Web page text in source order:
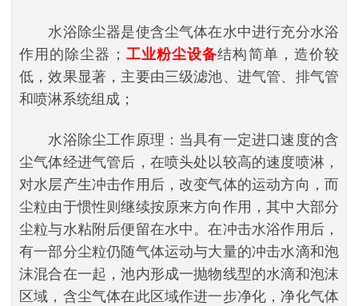
水浴除尘器是使含尘气体在水中进行充分水浴
作用的除尘器； 工业粉尘设备结构简单，造价较
低，效果显著，主要由三级滤池、进气管、排气管
和喷淋系统组成；
水浴除尘工作原理：当具有一定进口速度的含
尘气体经进气管后，在喷头处以较高的速度喷淋，
对水层产生冲击作用后，改变气体的运动方向，而
尘粒由于惯性则继续按原来方向作用，其中大部分
尘粒与水粘附后便留在水中。在冲击水浴作用后，
有一部分尘粒仍随气体运动与大量的冲击水滴和泡
沫混合在一起，池内形成一抛物线型的水滴和泡沫
区域，含尘气体在此区域作进一步净化，净化气体